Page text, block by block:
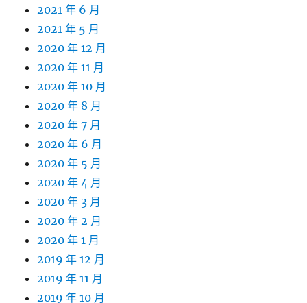
2021 年 6 月
2021 年 5 月
2020 年 12 月
2020 年 11 月
2020 年 10 月
2020 年 8 月
2020 年 7 月
2020 年 6 月
2020 年 5 月
2020 年 4 月
2020 年 3 月
2020 年 2 月
2020 年 1 月
2019 年 12 月
2019 年 11 月
2019 年 10 月